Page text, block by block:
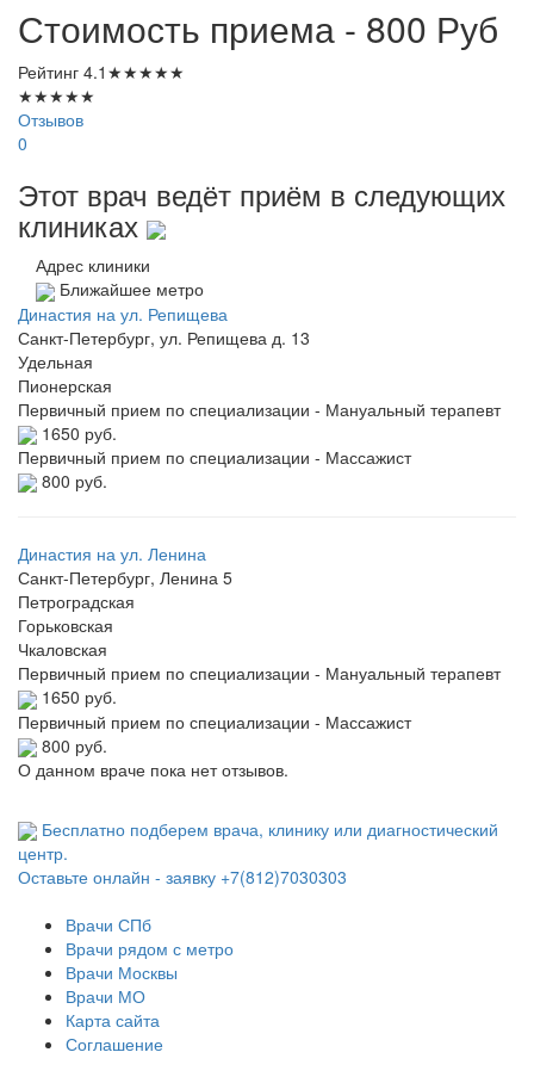
Стоимость приема - 800 Руб
Рейтинг 4.1 ★★★★★
★★★★★
Отзывов
0
Этот врач ведёт приём в следующих
клиниках
Адрес клиники
Ближайшее метро
Династия на ул. Репищева
Санкт-Петербург, ул. Репищева д. 13
Удельная
Пионерская
Первичный прием по специализации - Мануальный терапевт
1650 руб.
Первичный прием по специализации - Массажист
800 руб.
Династия на ул. Ленина
Санкт-Петербург, Ленина 5
Петроградская
Горьковская
Чкаловская
Первичный прием по специализации - Мануальный терапевт
1650 руб.
Первичный прием по специализации - Массажист
800 руб.
О данном враче пока нет отзывов.
Бесплатно подберем врача, клинику или диагностический
центр.
Оставьте онлайн - заявку +7(812)7030303
Врачи СПб
Врачи рядом с метро
Врачи Москвы
Врачи МО
Карта сайта
Соглашение